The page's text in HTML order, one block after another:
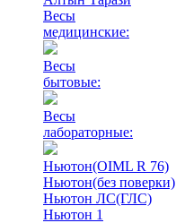
Весы
медицинские:
Весы
бытовые:
Весы
лабораторные:
Ньютон(OIML R 76)
Ньютон(без поверки)
Ньютон ЛС(ГЛС)
Ньютон 1